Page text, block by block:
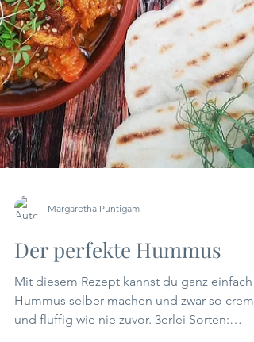
Margaretha Puntigam